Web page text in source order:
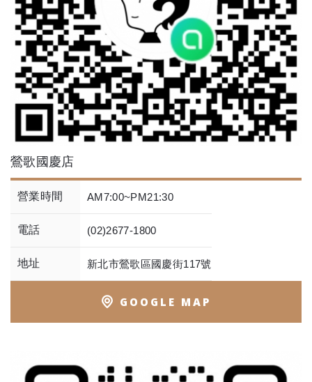
鶯歌國慶店
營業時間 AM7:00~PM21:30
電話 (02)2677-1800
地址 新北市鶯歌區國慶街117號
GOOGLE MAP